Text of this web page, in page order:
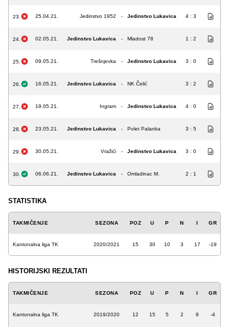
23. 25.04.21. Jedinstvo 1952 - Jedinstvo Lukavica 4 : 3
24. 02.05.21. Jedinstvo Lukavica - Mladost 78 1 : 2
25. 09.05.21. Trešnjevka - Jedinstvo Lukavica 3 : 0
26. 16.05.21. Jedinstvo Lukavica - NK Čelić 3 : 2
27. 19.05.21. Ingram - Jedinstvo Lukavica 4 : 0
28. 23.05.21. Jedinstvo Lukavica - Polet Palanka 3 : 5
29. 30.05.21. Vražići - Jedinstvo Lukavica 3 : 0
30. 06.06.21. Jedinstvo Lukavica - Omladinac M. 2 : 1
STATISTIKA
TAKMIČENJE SEZONA POZ U P N I GR
Kantonalna liga TK 2020/2021 15 30 10 3 17 -19
HISTORIJSKI REZULTATI
TAKMIČENJE SEZONA POZ U P N I GR
Kantonalna liga TK 2019/2020 12 15 5 2 8 -4